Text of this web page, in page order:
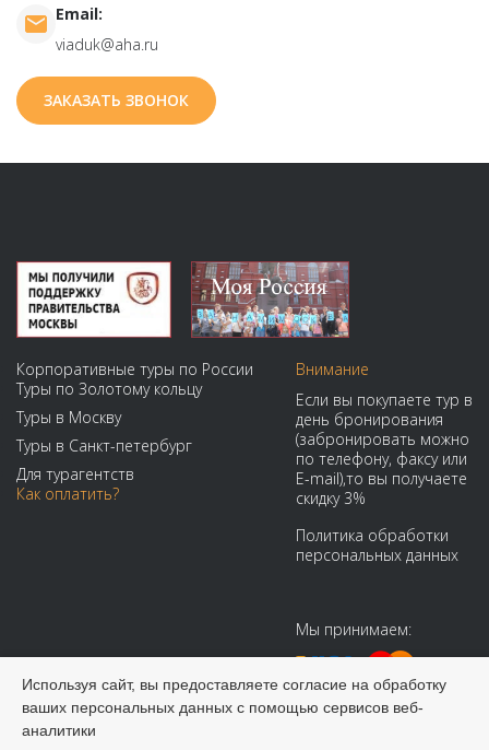
Email:
viaduk@aha.ru
ЗАКАЗАТЬ ЗВОНОК
Корпоративные туры по России
Туры по Золотому кольцу
Туры в Москву
Туры в Санкт-петербург
Для турагентств
Как оплатить?
Внимание
Если вы покупаете тур в
день бронирования
(забронировать можно
по телефону, факсу или
E-mail),то вы получаете
скидку 3%
Политика обработки
персональных данных
Мы принимаем:
Используя сайт, вы предоставляете согласие на обработку
ваших персональных данных с помощью сервисов веб-
аналитики